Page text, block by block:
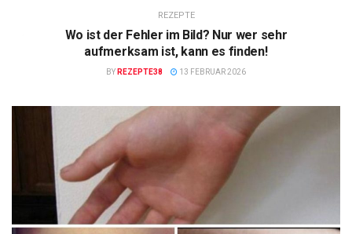
REZEPTE
Wo ist der Fehler im Bild? Nur wer sehr
aufmerksam ist, kann es finden!
BY REZEPTE38 13 FEBRUAR 2026